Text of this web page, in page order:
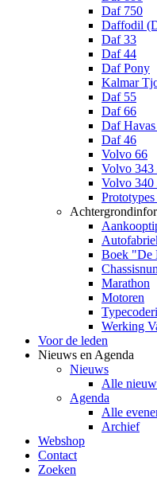
Daf 750
Daffodil
Daf 33
Daf 44
Daf Pony
Kalmar
Daf 55
Daf 66
Daf
Daf 46
Volvo 66
Volvo 343
Volvo 340
Boek "De
Marathon
Motoren
Werking
Voor de leden
Nieuws en Agenda
Nieuws
Alle
Agenda
Alle
Archief
Webshop
Contact
Zoeken